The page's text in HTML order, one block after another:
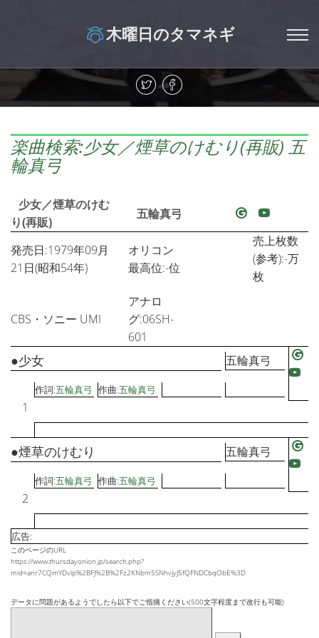
木曜日のタマネギ
楽曲検索:少女／煙草のけむり(再販) 五
輪真弓
少女／煙草のけむ
り(再販)
五輪真弓
発売日:1979年09月
21日(昭和54年)
オリコン
最高位:-位
売上枚数
(参考):-万
枚
CBS・ソニー UMI
アナロ
グ:06SH-
601
1
●少女 五輪真弓
作詞:五輪真弓 作曲:五輪真弓
2
●煙草のけむり 五輪真弓
作詞:五輪真弓 作曲:五輪真弓
広告:
このページのURL
https://www.thursdayonion.jp/search.php?
mid=anr7CQmYDvlp%2BFJ%2B%2Fz2KNbm5SNhvjyJ5fQFNDCbqObE%3D
データに問題があるようでしたら以下でご指摘ください(500文字程度まで改行も可能)